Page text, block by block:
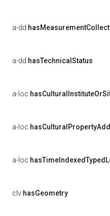
a-dd:
a-dd:hasTechnicalStatus
a-loc:
a-loc:
a-loc:
clv:hasGeometry